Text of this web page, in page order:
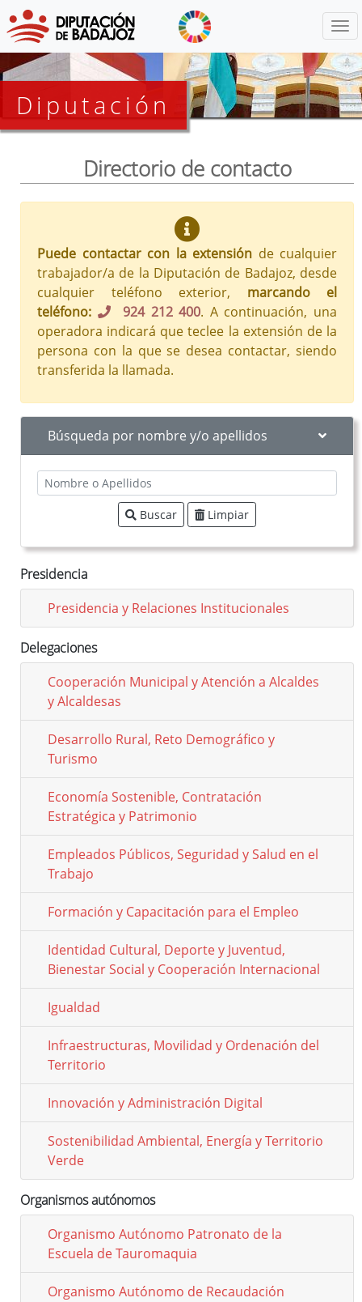
Diputación
Directorio de contacto
Puede contactar con la extensión de cualquier
trabajador/a de la Diputación de Badajoz, desde
cualquier teléfono exterior, marcando el
teléfono:
924 212 400. A continuación, una
operadora indicará que teclee la extensión de la
persona con la que se desea contactar, siendo
transferida la llamada.
Búsqueda por nombre y/o apellidos
Buscar Limpiar
Presidencia
Presidencia y Relaciones Institucionales
Delegaciones
Cooperación Municipal y Atención a Alcaldes
y Alcaldesas
Desarrollo Rural, Reto Demográfico y
Turismo
Economía Sostenible, Contratación
Estratégica y Patrimonio
Empleados Públicos, Seguridad y Salud en el
Trabajo
Formación y Capacitación para el Empleo
Identidad Cultural, Deporte y Juventud,
Bienestar Social y Cooperación Internacional
Igualdad
Infraestructuras, Movilidad y Ordenación del
Territorio
Innovación y Administración Digital
Sostenibilidad Ambiental, Energía y Territorio
Verde
Organismos autónomos
Organismo Autónomo Patronato de la
Escuela de Tauromaquia
Organismo Autónomo de Recaudación